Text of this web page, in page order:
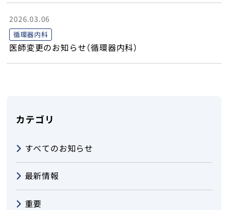
伊豆今井浜病院訪問看護ステーション
当院について
2026.03.06
循環器内科
医師変更のお知らせ（循環器内科）
カテゴリ
すべてのお知らせ
最新情報
重要